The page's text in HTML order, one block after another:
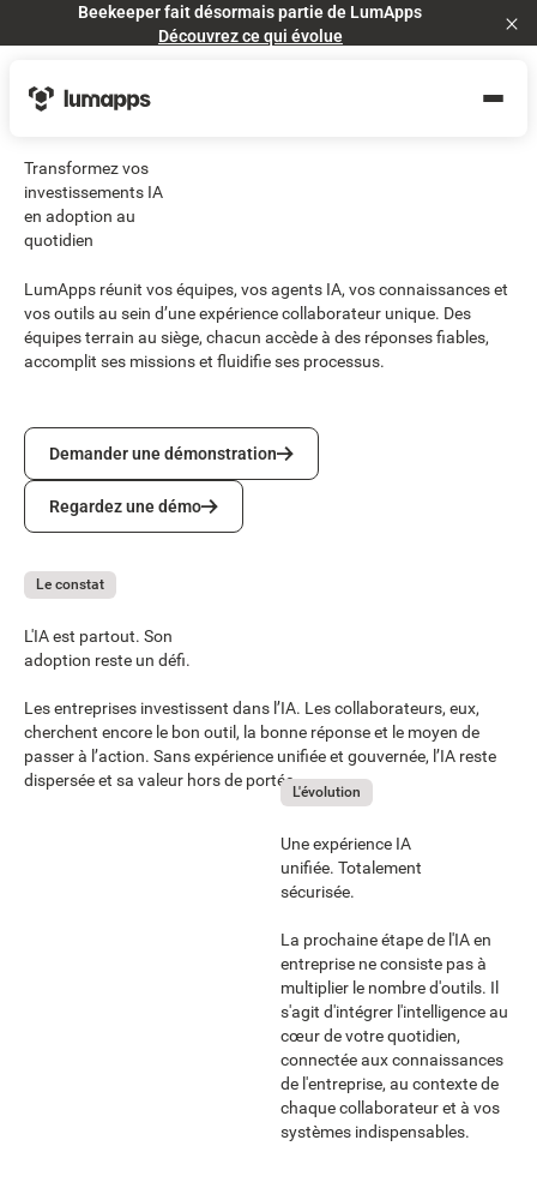
Beekeeper fait désormais partie de LumApps
Découvrez ce qui évolue
Transformez vos
investissements IA
en adoption au
quotidien
LumApps réunit vos équipes, vos agents IA, vos connaissances et
vos outils au sein d’une expérience collaborateur unique. Des
équipes terrain au siège, chacun accède à des réponses fiables,
accomplit ses missions et fluidifie ses processus.
Demander une démonstration
Demander une démonstration
Regardez une démo
Regardez une démo
Le constat
L'IA est partout. Son
adoption reste un défi.
Les entreprises investissent dans l’IA. Les collaborateurs, eux,
cherchent encore le bon outil, la bonne réponse et le moyen de
passer à l’action. Sans expérience unifiée et gouvernée, l’IA reste
dispersée et sa valeur hors de portée.
L'évolution
Une expérience IA
unifiée. Totalement
sécurisée.
La prochaine étape de l'IA en
entreprise ne consiste pas à
multiplier le nombre d'outils. Il
s'agit d'intégrer l'intelligence au
cœur de votre quotidien,
connectée aux connaissances
de l'entreprise, au contexte de
chaque collaborateur et à vos
systèmes indispensables.